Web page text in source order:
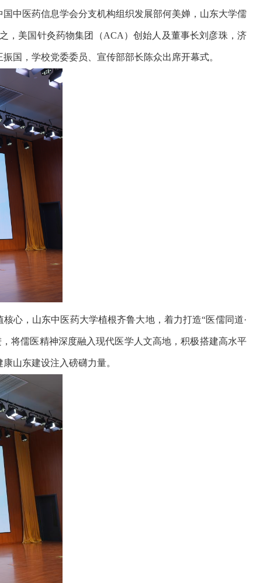
中医药信息学会分支机构组织发展部何美婵，山东大学儒
，美国针灸药物集团（ACA）创始人及董事长刘彦珠，济
国，学校党委委员、宣传部部长陈众出席开幕式。
心，山东中医药大学植根齐鲁大地，着力打造“医儒同道·
将儒医精神深度融入现代医学人文高地，积极搭建高水平
山东建设注入磅礴力量。